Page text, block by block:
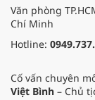
Văn phòng
Chí Minh
Hotline:
Cố vấn chuyên
Việt Bình – Chủ